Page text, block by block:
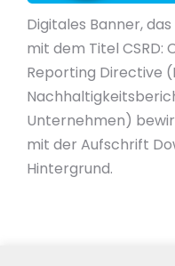
Digitales Banner,
mit dem Titel
Reporting Directive
Unternehmen)
mit der Aufschrift
Hintergrund.